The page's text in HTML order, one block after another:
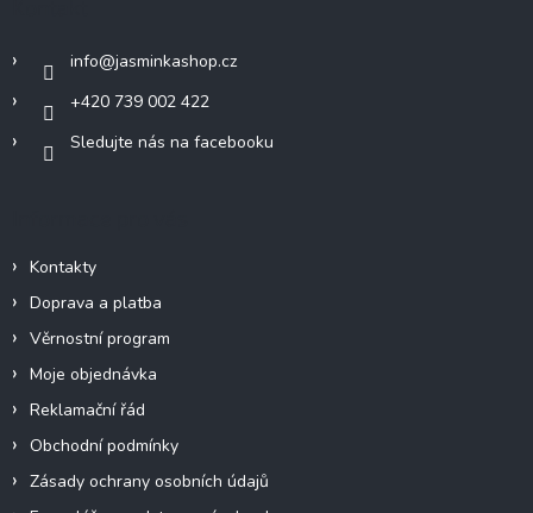
info@jasminkashop.cz
+420 739 002 422
Sledujte nás na facebooku
Kontakty
Doprava a platba
Věrnostní program
Moje objednávka
Reklamační řád
Obchodní podmínky
Zásady ochrany osobních údajů